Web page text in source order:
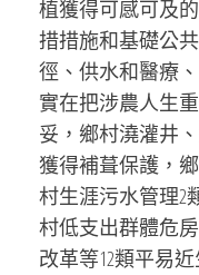
植獲得可感可及
措措施和基礎公
徑、供水和醫療、
實在把涉農人生
妥，鄉村澆灌井
獲得補葺保護，
村生涯污水管理2
村低支出群體危
改革等12類平易